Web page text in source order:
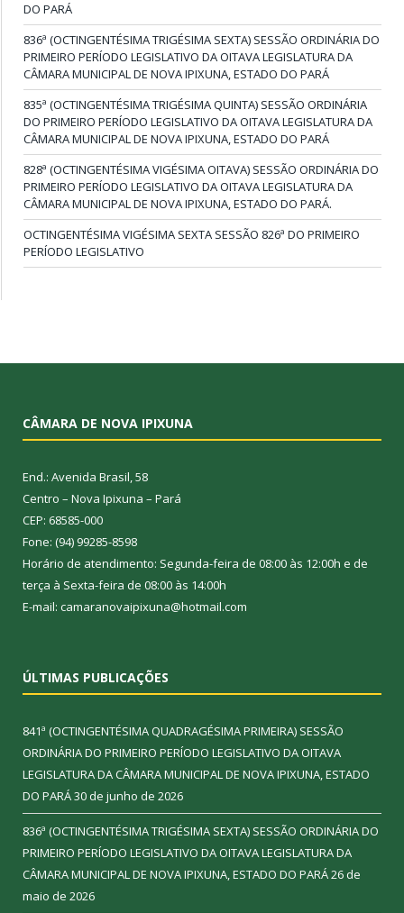
DO PARÁ
836ª (OCTINGENTÉSIMA TRIGÉSIMA SEXTA) SESSÃO ORDINÁRIA DO
PRIMEIRO PERÍODO LEGISLATIVO DA OITAVA LEGISLATURA DA
CÂMARA MUNICIPAL DE NOVA IPIXUNA, ESTADO DO PARÁ
835ª (OCTINGENTÉSIMA TRIGÉSIMA QUINTA) SESSÃO ORDINÁRIA
DO PRIMEIRO PERÍODO LEGISLATIVO DA OITAVA LEGISLATURA DA
CÂMARA MUNICIPAL DE NOVA IPIXUNA, ESTADO DO PARÁ
828ª (OCTINGENTÉSIMA VIGÉSIMA OITAVA) SESSÃO ORDINÁRIA DO
PRIMEIRO PERÍODO LEGISLATIVO DA OITAVA LEGISLATURA DA
CÂMARA MUNICIPAL DE NOVA IPIXUNA, ESTADO DO PARÁ.
OCTINGENTÉSIMA VIGÉSIMA SEXTA SESSÃO 826ª DO PRIMEIRO
PERÍODO LEGISLATIVO
CÂMARA DE NOVA IPIXUNA
End.: Avenida Brasil, 58
Centro – Nova Ipixuna – Pará
CEP: 68585-000
Fone: (94) 99285-8598
Horário de atendimento: Segunda-feira de 08:00 às 12:00h e de
terça à Sexta-feira de 08:00 às 14:00h
E-mail: camaranovaipixuna@hotmail.com
ÚLTIMAS PUBLICAÇÕES
841ª (OCTINGENTÉSIMA QUADRAGÉSIMA PRIMEIRA) SESSÃO
ORDINÁRIA DO PRIMEIRO PERÍODO LEGISLATIVO DA OITAVA
LEGISLATURA DA CÂMARA MUNICIPAL DE NOVA IPIXUNA, ESTADO
DO PARÁ30 de junho de 2026
836ª (OCTINGENTÉSIMA TRIGÉSIMA SEXTA) SESSÃO ORDINÁRIA DO
PRIMEIRO PERÍODO LEGISLATIVO DA OITAVA LEGISLATURA DA
CÂMARA MUNICIPAL DE NOVA IPIXUNA, ESTADO DO PARÁ26 de
maio de 2026